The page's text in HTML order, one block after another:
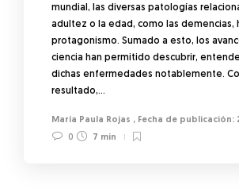
mundial, las diversas patologías
adultez o la edad, como las demencias,
protagonismo. Sumado a esto, los
ciencia han permitido descubrir,
dichas enfermedades notablemente.
resultado,…
María Paula Rojas ,
0
7 min